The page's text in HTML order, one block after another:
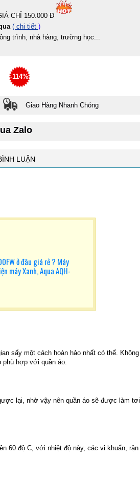
CHỈ 150.000 Đ
( chi tiết )
trình, nhà hàng, trường học...
-114%
Giao Hàng Nhanh Chóng
Zalo
LUẬN
ở đâu giá rẻ ? Máy
máy Xanh, Aqua AQH-
sấy một cách hoàn hảo nhất có thể. Không
phù hợp với quần áo.
lại, nhờ vậy nên quần áo sẽ được làm tơi
60 độ C, với nhiệt độ này, các vi khuẩn, rận